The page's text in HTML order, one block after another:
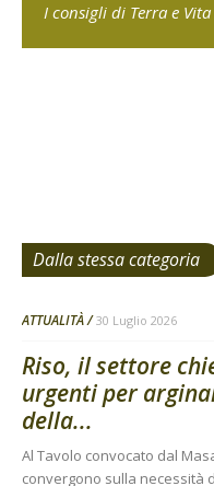
I consigli di Terra e
Dalla stessa categoria
ATTUALITÀ 30 Luglio 2026
Riso, il settore
urgenti per
della...
Al Tavolo convocato dal
convergono sulla necessità